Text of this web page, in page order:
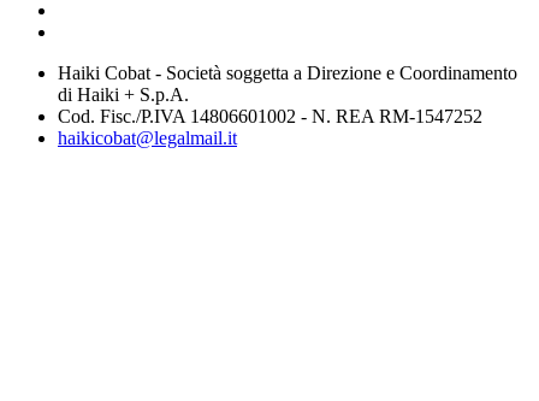
Haiki Cobat - Società soggetta a Direzione e Coordinamento
di Haiki + S.p.A.
Cod. Fisc./P.IVA 14806601002 - N. REA RM-1547252
haikicobat@legalmail.it